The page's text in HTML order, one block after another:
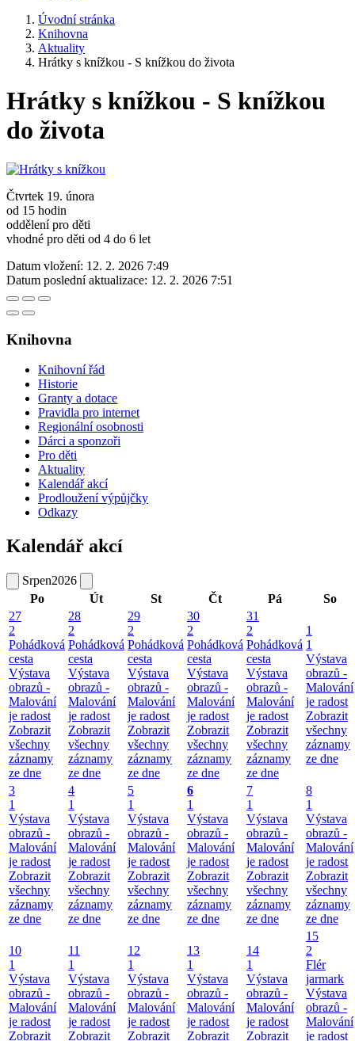
Úvodní stránka
Knihovna
Aktuality
Hrátky s knížkou - S knížkou do života
Hrátky s knížkou - S knížkou
do života
Čtvrtek 19. února
od 15 hodin
oddělení pro děti
vhodné pro děti od 4 do 6 let
Datum vložení: 12. 2. 2026 7:49
Datum poslední aktualizace: 12. 2. 2026 7:51
Knihovna
Knihovní řád
Historie
Granty a dotace
Pravidla pro internet
Regionální osobnosti
Dárci a sponzoři
Pro děti
Aktuality
Kalendář akcí
Prodloužení výpůjčky
Odkazy
Kalendář akcí
Srpen2026
Po
Út St Čt Pá
So
27
2
Pohádková
cesta
Výstava
obrazů -
Malování
je radost
Zobrazit
všechny
záznamy
ze dne
28
2
Pohádková
cesta
Výstava
obrazů -
Malování
je radost
Zobrazit
všechny
záznamy
ze dne
29
2
Pohádková
cesta
Výstava
obrazů -
Malování
je radost
Zobrazit
všechny
záznamy
ze dne
30
2
Pohádková
cesta
Výstava
obrazů -
Malování
je radost
Zobrazit
všechny
záznamy
ze dne
31
2
Pohádková
cesta
Výstava
obrazů -
Malování
je radost
Zobrazit
všechny
záznamy
ze dne
1
1
Výstava
obrazů -
Malování
je radost
Zobrazit
všechny
záznamy
ze dne
3
1
Výstava
obrazů -
Malování
je radost
Zobrazit
všechny
záznamy
ze dne
4
1
Výstava
obrazů -
Malování
je radost
Zobrazit
všechny
záznamy
ze dne
5
1
Výstava
obrazů -
Malování
je radost
Zobrazit
všechny
záznamy
ze dne
6
1
Výstava
obrazů -
Malování
je radost
Zobrazit
všechny
záznamy
ze dne
7
1
Výstava
obrazů -
Malování
je radost
Zobrazit
všechny
záznamy
ze dne
8
1
Výstava
obrazů -
Malování
je radost
Zobrazit
všechny
záznamy
ze dne
10
1
Výstava
obrazů -
Malování
je radost
Zobrazit
11
1
Výstava
obrazů -
Malování
je radost
Zobrazit
12
1
Výstava
obrazů -
Malování
je radost
Zobrazit
13
1
Výstava
obrazů -
Malování
je radost
Zobrazit
14
1
Výstava
obrazů -
Malování
je radost
Zobrazit
15
2
Flér
jarmark
Výstava
obrazů -
Malování
je radost